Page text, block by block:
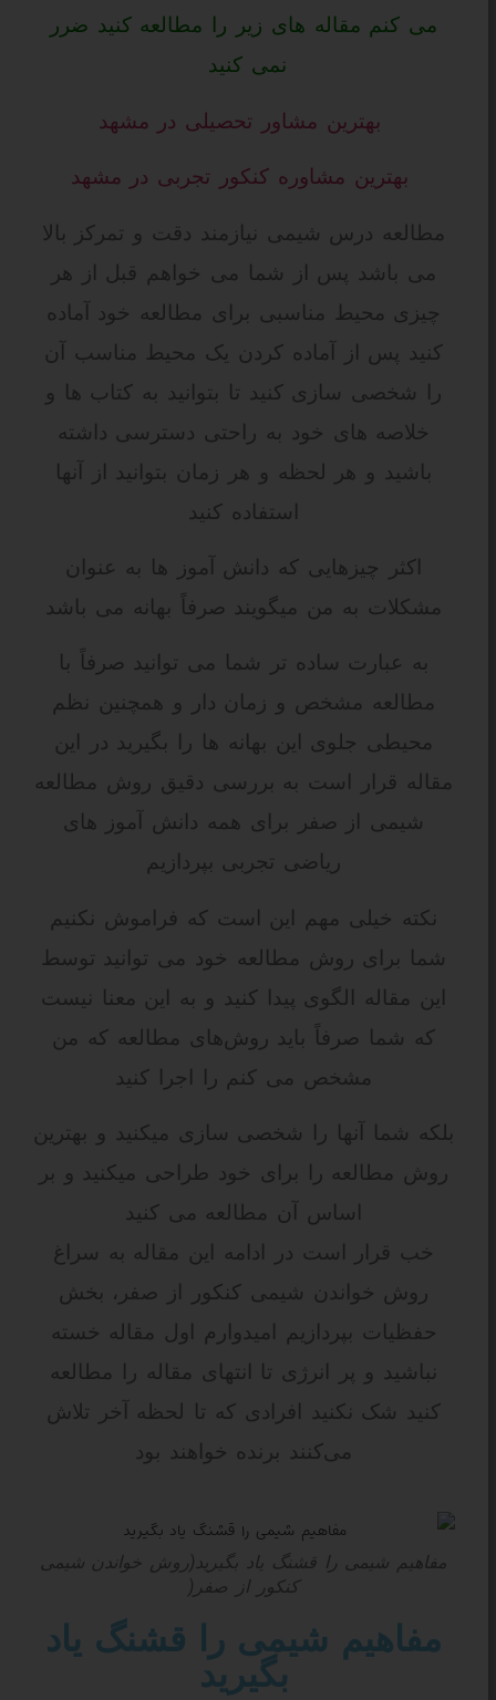
می کنم مقاله های زیر را مطالعه کنید ضرر
نمی کنید
بهترین مشاور تحصیلی در مشهد
بهترین مشاوره کنکور تجربی در مشهد
مطالعه درس شیمی نیازمند دقت و تمرکز بالا
می باشد پس از شما می خواهم قبل از هر
چیزی محیط مناسبی برای مطالعه خود آماده
کنید پس از آماده کردن یک محیط مناسب آن
را شخصی سازی کنید تا بتوانید به کتاب ها و
خلاصه های خود به راحتی دسترسی داشته
باشید و هر لحظه و هر زمان بتوانید از آنها
استفاده کنید
اکثر چیزهایی که دانش آموز ها به عنوان
مشکلات به من میگویند صرفاً بهانه می باشد
به عبارت ساده تر شما می توانید صرفاً با
مطالعه مشخص و زمان دار و همچنین نظم
محیطی جلوی این بهانه ها را بگیرید در این
مقاله قرار است به بررسی دقیق روش مطالعه
شیمی از صفر برای همه دانش آموز های
ریاضی تجربی بپردازیم
نکته خیلی مهم این است که فراموش نکنیم
شما برای روش مطالعه خود می توانید توسط
این مقاله الگوی پیدا کنید و به این معنا نیست
که شما صرفاً باید روش‌های مطالعه که من
مشخص می کنم را اجرا کنید
بلکه شما آنها را شخصی سازی میکنید و بهترین
روش مطالعه را برای خود طراحی میکنید و بر
اساس آن مطالعه می کنید
خب قرار است در ادامه این مقاله به سراغ
روش خواندن شیمی کنکور از صفر، بخش
حفظیات بپردازیم امیدوارم اول مقاله خسته
نباشید و پر انرژی تا انتهای مقاله را مطالعه
کنید شک نکنید افرادی که تا لحظه آخر تلاش
می‌کنند برنده خواهند بود
مفاهیم شیمی را قشنگ یاد بگیرید(روش خواندن شیمی
کنکور از صفر(
مفاهیم شیمی را قشنگ یاد
بگیرید